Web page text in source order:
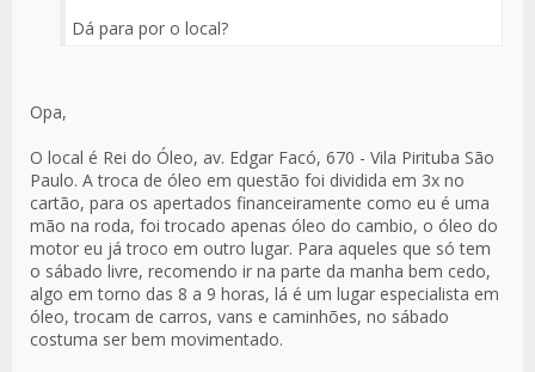
Dá para por o local?
Opa,
O local é Rei do Óleo, av. Edgar Facó, 670 - Vila Pirituba São
Paulo. A troca de óleo em questão foi dividida em 3x no
cartão, para os apertados financeiramente como eu é uma
mão na roda, foi trocado apenas óleo do cambio, o óleo do
motor eu já troco em outro lugar. Para aqueles que só tem
o sábado livre, recomendo ir na parte da manha bem cedo,
algo em torno das 8 a 9 horas, lá é um lugar especialista em
óleo, trocam de carros, vans e caminhões, no sábado
costuma ser bem movimentado.